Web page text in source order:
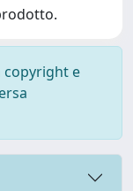
copyright e